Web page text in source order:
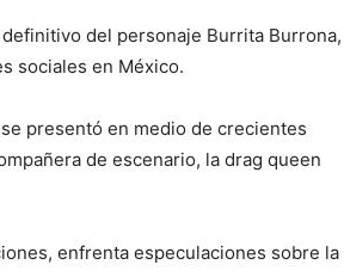
del personaje Burrita Burrona,
sociales en México.
presentó en medio de crecientes
de escenario, la drag queen
enfrenta especulaciones sobre la